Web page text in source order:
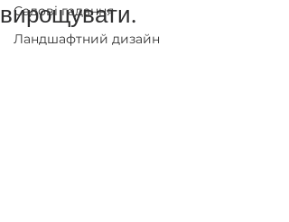
Садові гадання
Ландшафтний дизайн
вирощувати.